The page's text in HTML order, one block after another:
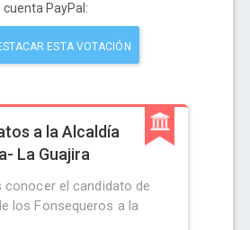
PayPal:
ESTA VOTACIÓN
a la Alcaldía
La Guajira
conocer el candidato de
los Fonsequeros a la